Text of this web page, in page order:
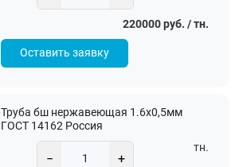
220000 руб. / тн.
Оставить заявку
Труба бш нержавеющая 1.6х0,5мм
ГОСТ 14162 Россия
− +
тн.